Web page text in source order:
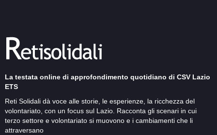
La testata online di approfondimento quotidiano di CSV Lazio
ETS
Reti Solidali dà voce alle storie, le esperienze, la ricchezza del
volontariato, con un focus sul Lazio. Racconta gli scenari in cui
terzo settore e volontariato si muovono e i cambiamenti che li
attraversano